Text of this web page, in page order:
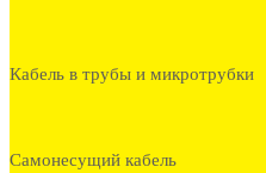
Кабель в трубы и микротрубки
Самонесущий кабель